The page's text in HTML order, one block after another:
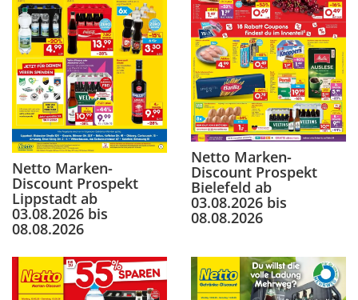
Netto Marken-
Discount Prospekt
Lippstadt ab
03.08.2026 bis
08.08.2026
Netto Marken-
Discount Prospekt
Bielefeld ab
03.08.2026 bis
08.08.2026